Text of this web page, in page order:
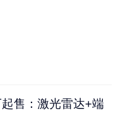
售：激光雷达+端